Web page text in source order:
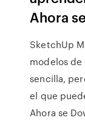
Ahora se
SketchUp
modelos
sencilla,
el que
Ahora se